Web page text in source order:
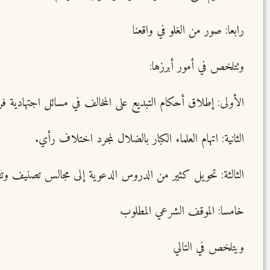
رابعا: صور من الغلو في واقعنا
وتتلخص في أمور أبرزها:
الأولى: إطلاق أحكام التبديع على المخالف في مسائل اجتهادية
الثانية: اتهام العلماء الكبار بالضلال لمجرد اختلاف رأي.
الثالثة: تحويل كثير من الدروس الدعوية إلى مجالس تصنيف
خامسا: الموقف الشرعي المطلوب
ويتلخص في التالي